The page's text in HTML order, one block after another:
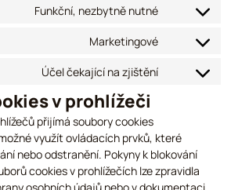
Funkční, nezbytně nutné Consent
Marketingové Consent
Účel čekající na zjištění Consent
v prohlížeči
přijímá soubory cookies
využít ovládacích prvků, které
nebo odstranění. Pokyny k blokování
cookies v prohlížečích lze zpravidla